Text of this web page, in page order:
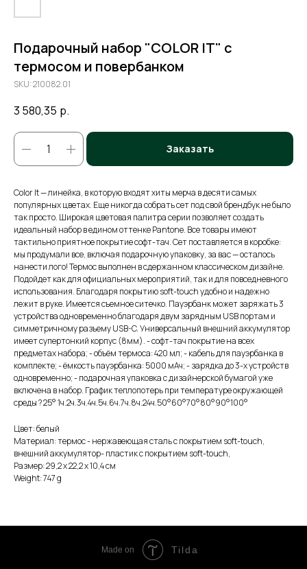
Подарочный набор "COLOR IT" c
термосом и повербанком
SKU:210082.01
3 580,35 р.
Заказать
Color It — линейка, в которую входят хиты мерча в десяти самых
популярных цветах. Еще никогда собрать сет под свой брендбук не было
так просто. Широкая цветовая палитра серии позволяет создать
идеальный набор в едином оттенке Pantone. Все товары имеют
тактильно приятное покрытие софт-тач. Сет поставляется в коробке:
мы продумали все, включая подарочную упаковку, за вас — осталось
нанести лого! Термос выполнен в сдержанном классическом дизайне.
Подойдет как для официальных мероприятий, так и для повседневного
использования. Благодаря покрытию soft-touch удобно и надежно
лежит в руке. Имеется съемное ситечко. Пауэрбанк может заряжать 3
устройства одновременно благодаря двум зарядным USB портам и
симметричному разъему USB-C. Универсальный внешний аккумулятор
имеет супертонкий корпус (8мм). - софт-тач покрытие на всех
предметах набора; - объём термоса: 420 мл; - кабель для пауэрбанка в
комплекте; - ёмкость пауэрбанка: 5000 мАч; - зарядка до 3-х устройств
одновременно; - подарочная упаковка с дизайнерской бумагой уже
включена в набор. График теплопотерь при температуре окружающей
среды ? 25° 1ч.2ч.3ч.4ч.5ч.6ч.7ч.8ч.24ч.50°60°70°80°90°100°
Цвет: белый
Материал: термос - нержавеющая cталь с покрытием soft-touch,
внешний аккумулятор- пластик с покрытием soft-touch,
Размер: 29,2 х 22,2 х 10,4 см
Weight: 747 g
Made on Tilda